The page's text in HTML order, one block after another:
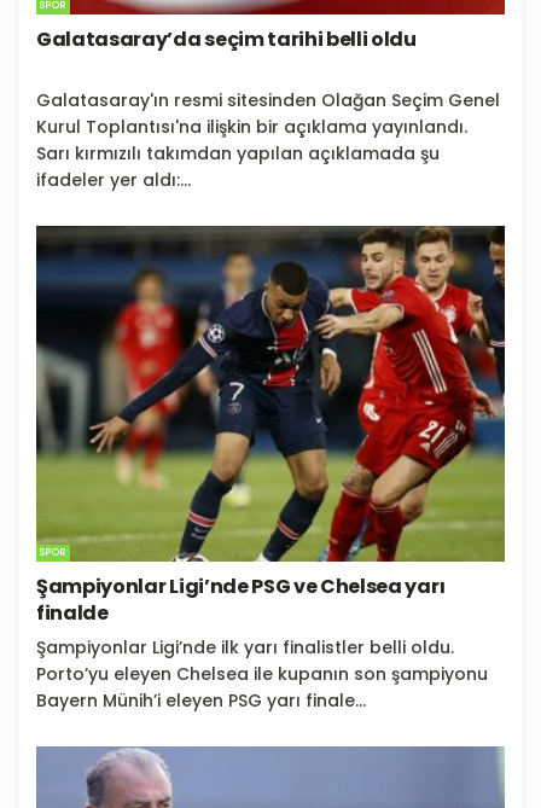
SPOR
Galatasaray’da seçim tarihi belli oldu
Galatasaray'ın resmi sitesinden Olağan Seçim Genel
Kurul Toplantısı'na ilişkin bir açıklama yayınlandı.
Sarı kırmızılı takımdan yapılan açıklamada şu
ifadeler yer aldı:...
SPOR
Şampiyonlar Ligi’nde PSG ve Chelsea yarı
finalde
Şampiyonlar Ligi’nde ilk yarı finalistler belli oldu.
Porto’yu eleyen Chelsea ile kupanın son şampiyonu
Bayern Münih’i eleyen PSG yarı finale...